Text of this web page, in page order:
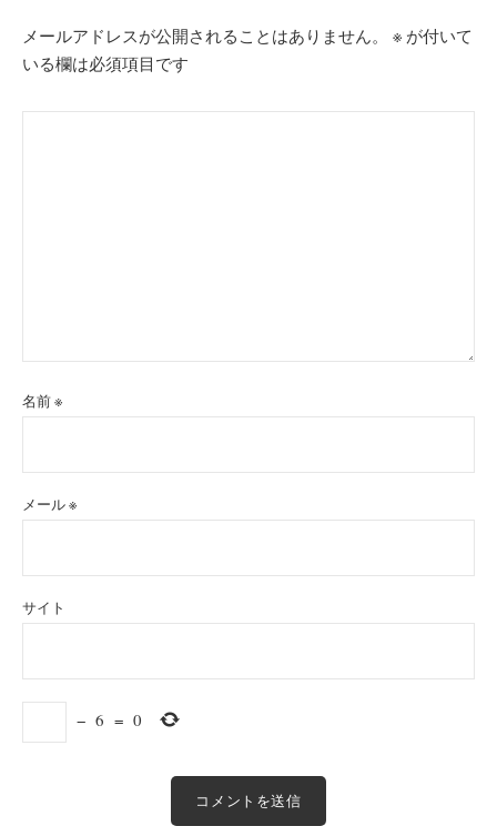
ョ
ン
メールアドレスが公開されることはありません。 ※ が付いて
いる欄は必須項目です
名前※
メール※
サイト
− 6 = 0